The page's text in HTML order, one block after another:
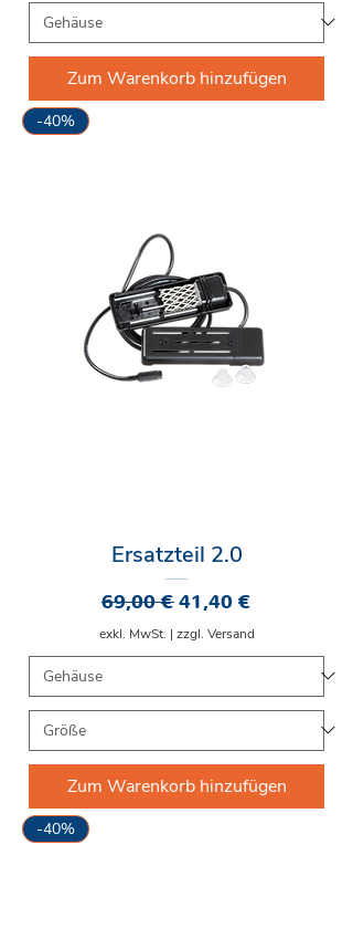
Zum Warenkorb hinzufügen
-40%
Ersatzteil 2.0
Standardpreis
69,00 €Sale-Preis
41,40 €
exkl. MwSt. | zzgl. Versand
Zum Warenkorb hinzufügen
-40%